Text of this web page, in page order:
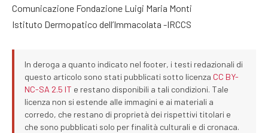
Comunicazione Fondazione Luigi Maria Monti
Istituto Dermopatico dell’Immacolata -IRCCS
In deroga a quanto indicato nel footer, i testi redazionali di
questo articolo sono stati pubblicati sotto licenza CC BY-
NC-SA 2.5 IT e restano disponibili a tali condizioni. Tale
licenza non si estende alle immagini e ai materiali a
corredo, che restano di proprietà dei rispettivi titolari e
che sono pubblicati solo per finalità culturali e di cronaca.